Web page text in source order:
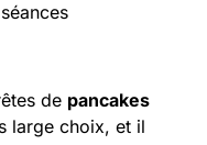
de pancakes
large choix, et il